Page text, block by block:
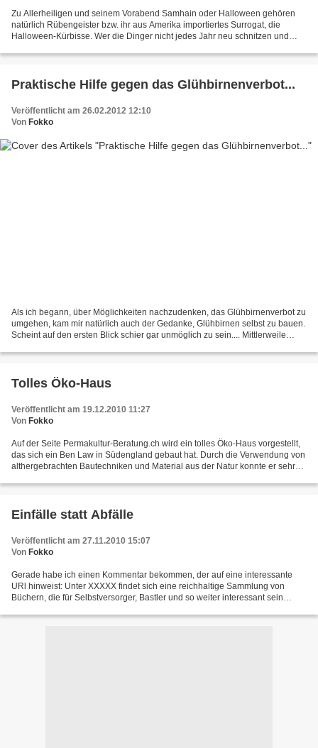
Zu Allerheiligen und seinem Vorabend Samhain oder Halloween gehören
natürlich Rübengeister bzw. ihr aus Amerika importiertes Surrogat, die
Halloween-Kürbisse. Wer die Dinger nicht jedes Jahr neu schnitzen und
Praktische Hilfe gegen das Glühbirnenverbot...
Veröffentlicht am 26.02.2012 12:10
Von Fokko
Als ich begann, über Möglichkeiten nachzudenken, das Glühbirnenverbot zu
umgehen, kam mir natürlich auch der Gedanke, Glühbirnen selbst zu bauen.
Scheint auf den ersten Blick schier gar unmöglich zu sein.... Mittlerweile
Tolles Öko-Haus
Veröffentlicht am 19.12.2010 11:27
Von Fokko
Auf der Seite Permakultur-Beratung.ch wird ein tolles Öko-Haus vorgestellt,
das sich ein Ben Law in Südengland gebaut hat. Durch die Verwendung von
althergebrachten Bautechniken und Material aus der Natur konnte er sehr
Einfälle statt Abfälle
Veröffentlicht am 27.11.2010 15:07
Von Fokko
Gerade habe ich einen Kommentar bekommen, der auf eine interessante
URl hinweist: Unter XXXXX findet sich eine reichhaltige Sammlung von
Büchern, die für Selbstversorger, Bastler und so weiter interessant sein